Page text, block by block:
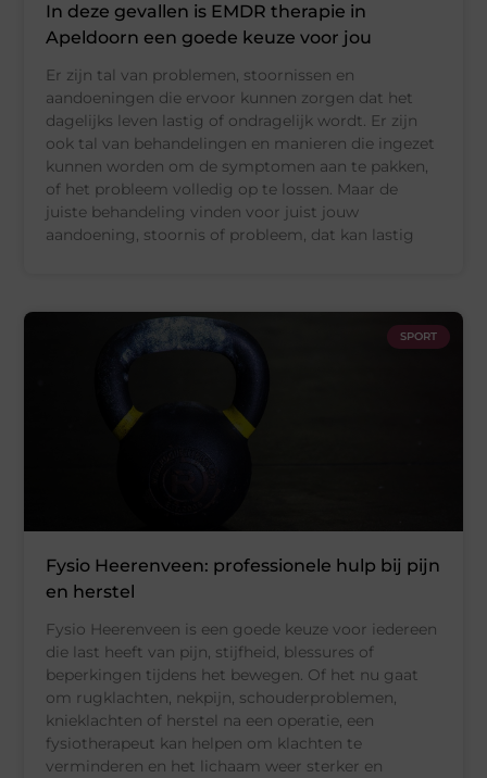
In deze gevallen is EMDR therapie in
Apeldoorn een goede keuze voor jou
Er zijn tal van problemen, stoornissen en
aandoeningen die ervoor kunnen zorgen dat het
dagelijks leven lastig of ondragelijk wordt. Er zijn
ook tal van behandelingen en manieren die ingezet
kunnen worden om de symptomen aan te pakken,
of het probleem volledig op te lossen. Maar de
juiste behandeling vinden voor juist jouw
aandoening, stoornis of probleem, dat kan lastig
SPORT
Fysio Heerenveen: professionele hulp bij pijn
en herstel
Fysio Heerenveen is een goede keuze voor iedereen
die last heeft van pijn, stijfheid, blessures of
beperkingen tijdens het bewegen. Of het nu gaat
om rugklachten, nekpijn, schouderproblemen,
knieklachten of herstel na een operatie, een
fysiotherapeut kan helpen om klachten te
verminderen en het lichaam weer sterker en